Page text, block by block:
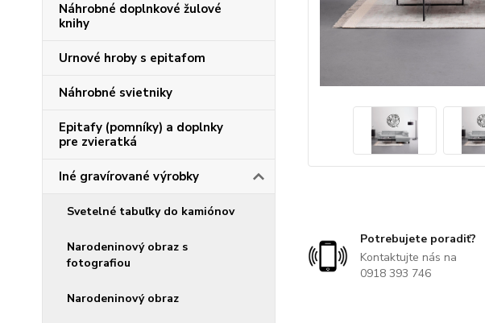
Náhrobné doplnkové žulové
knihy
Urnové hroby s epitafom
Náhrobné svietniky
Epitafy (pomníky) a doplnky
pre zvieratká
Iné gravírované výrobky
Svetelné tabuľky do kamiónov
Narodeninový obraz s
fotografiou
Narodeninový obraz
Potrebujete poradiť?
Kontaktujte nás na
0918 393 746